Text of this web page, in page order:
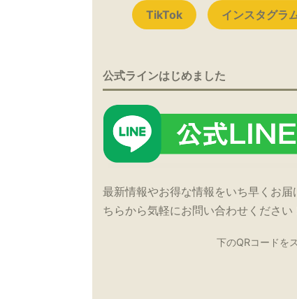
TikTok インスタグラ
公式ラインはじめました
最新情報やお得な情報をいち早くお
ちらから気軽にお問い合わせください
下のQRコードを